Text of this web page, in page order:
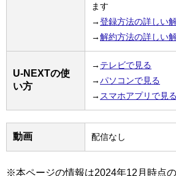
ます
→登録方法の詳しい
→解約方法の詳しい
U-NEXTの使
い方
→ テレビで見る
→パソコンで見る
→ スマホアプリで見る
動画 配信なし
※本ページの情報は2024年12月時点